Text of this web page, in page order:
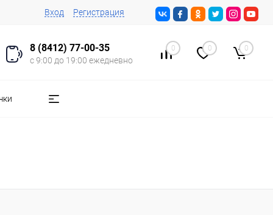
Вход Регистрация
8 (8412) 77-00-35
с 9:00 до 19:00 ежедневно
0 0 0